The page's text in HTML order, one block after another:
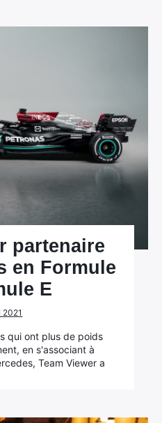
partenaire
en Formule
E
2021
qui ont plus de poids
en s'associant à
Team Viewer a